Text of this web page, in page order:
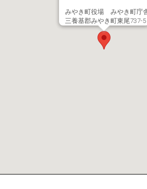
みやき町役場 みやき町庁
三養基郡みやき町東尾737-5